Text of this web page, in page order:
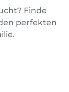
Finde
perfekten